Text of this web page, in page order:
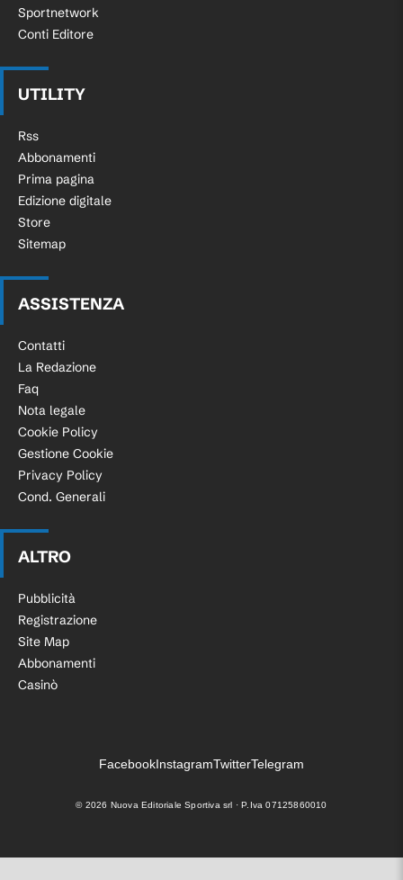
Sportnetwork
Conti Editore
UTILITY
Rss
Abbonamenti
Prima pagina
Edizione digitale
Store
Sitemap
ASSISTENZA
Contatti
La Redazione
Faq
Nota legale
Cookie Policy
Gestione Cookie
Privacy Policy
Cond. Generali
ALTRO
Pubblicità
Registrazione
Site Map
Abbonamenti
Casinò
FacebookInstagramTwitterTelegram
© 2026 Nuova Editoriale Sportiva srl · P.Iva 07125860010